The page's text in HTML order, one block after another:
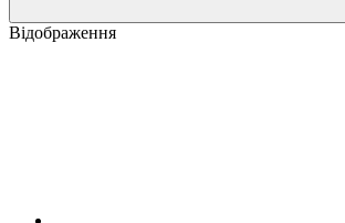
Відображення